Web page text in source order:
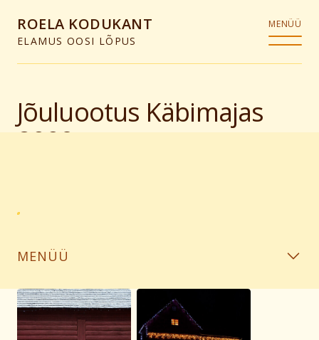
ROELA KODUKANT
ELAMUS OOSI LÕPUS
MENÜÜ
Jõuluootus Käbimajas
2009
MENÜÜ